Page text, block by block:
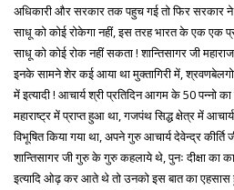
अधिकारी और सरकार तक पहुच गई तो फिर सरकार ने
साधू को कोई रोकेगा नहीं, इस तरह भारत के एक एक
साधू को कोई रोक नहीं सकता ! शान्तिसागर जी
इनके सामने शेर कई आया था मुक्तागिरी में,
में इत्यादी ! आचार्य श्री प्रतिदिन आगम के 50 पन्नो
महाराष्ट्र में प्राप्त हुआ था, गजपंथ सिद्ध क्षेत्र में
विभूषित किया गया था, अपने गुरु आचार्य देवेन्द्र कीर्ति
शान्तिसागर जी गुरु के गुरु कहलाये थे, पुनः दीक्षा का
इत्यादि ओढ़ कर आते थे तो उनको इस बात का एहसास